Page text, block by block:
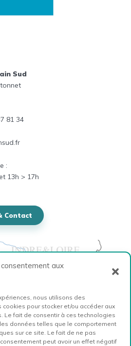
aux
nous utilisons des
pour stocker et/ou accéder aux
Le fait de consentir à ces technologies
données telles que le comportement
sur ce site. Le fait de ne pas
peut avoir un effet négatif
Sud
81 34
:
13h > 17h
Contact